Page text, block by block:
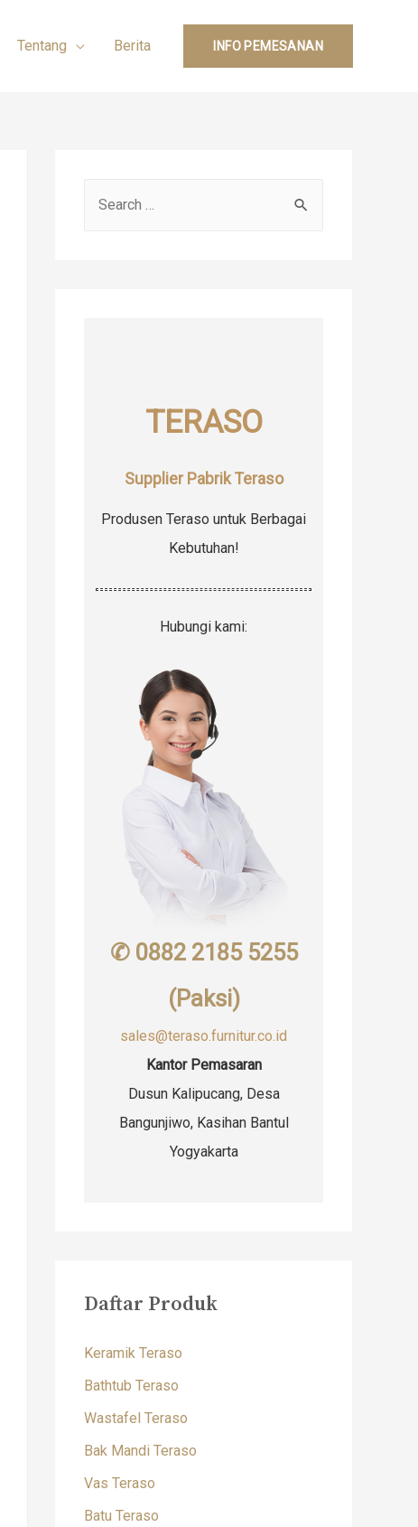
Tentang Berita INFO PEMESANAN
TERASO
Supplier Pabrik Teraso
Produsen Teraso untuk Berbagai
Kebutuhan!
Hubungi kami:
✆ 0882 2185 5255
(Paksi)
sales@teraso.furnitur.co.id
Kantor Pemasaran
Dusun Kalipucang, Desa
Bangunjiwo, Kasihan Bantul
Yogyakarta
Daftar Produk
Keramik Teraso
Bathtub Teraso
Wastafel Teraso
Bak Mandi Teraso
Vas Teraso
Batu Teraso